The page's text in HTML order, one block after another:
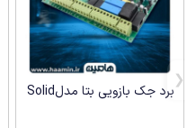
برد جک بازویی بتا مدلSolid